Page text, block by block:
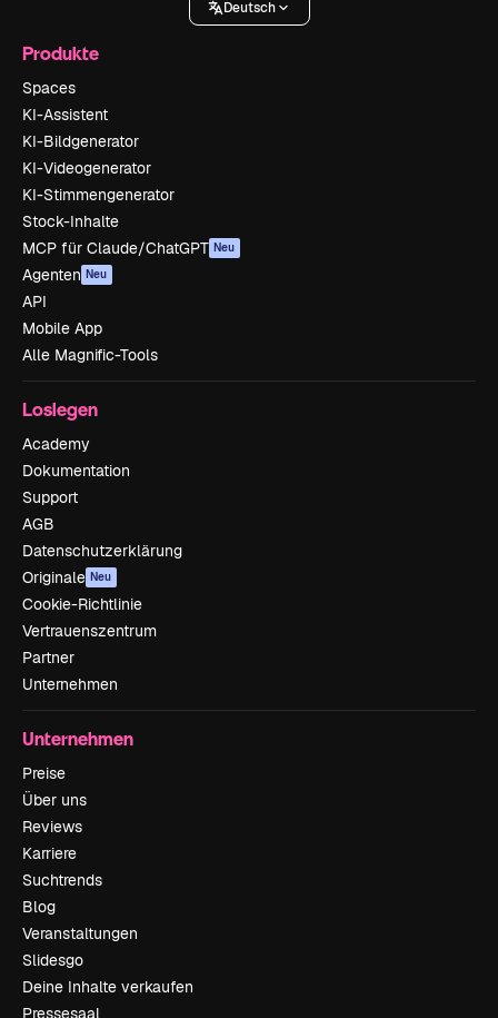
Deutsch
Produkte
Spaces
KI-Assistent
KI-Bildgenerator
KI-Videogenerator
KI-Stimmengenerator
Stock-Inhalte
MCP für Claude/ChatGPT Neu
Agenten Neu
API
Mobile App
Alle Magnific-Tools
Loslegen
Academy
Dokumentation
Support
AGB
Datenschutzerklärung
Originale Neu
Cookie-Richtlinie
Vertrauenszentrum
Partner
Unternehmen
Unternehmen
Preise
Über uns
Reviews
Karriere
Suchtrends
Blog
Veranstaltungen
Slidesgo
Deine Inhalte verkaufen
Pressesaal